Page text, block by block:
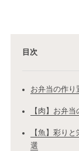
目次
お弁当の作り
【肉】お弁
【魚】彩り
選